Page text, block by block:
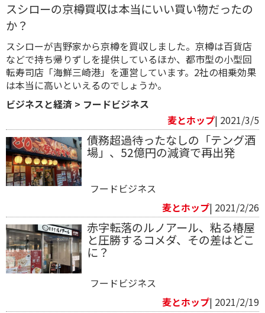
スシローの京樽買収は本当にいい買い物だったの
か？
スシローが吉野家から京樽を買収しました。京樽は百貨店
などで持ち帰りずしを提供しているほか、都市型の小型回
転寿司店「海鮮三崎港」を運営しています。2社の相乗効果
は本当に高いといえるのでしょうか。
ビジネスと経済 > フードビジネス
麦とホップ| 2021/3/5
債務超過待ったなしの「テング酒
場」、52億円の減資で再出発
フードビジネス
麦とホップ| 2021/2/26
赤字転落のルノアール、粘る椿屋
と圧勝するコメダ、その差はどこ
に？
フードビジネス
麦とホップ| 2021/2/19